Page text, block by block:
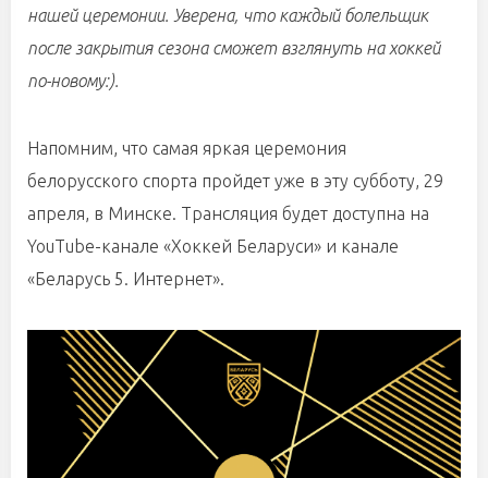
нашей церемонии. Уверена, что каждый болельщик
после закрытия сезона сможет взглянуть на хоккей
по-новому:).
Напомним, что самая яркая церемония
белорусского спорта пройдет уже в эту субботу, 29
апреля, в Минске. Трансляция будет доступна на
YouTube-канале «Хоккей Беларуси» и канале
«Беларусь 5. Интернет».